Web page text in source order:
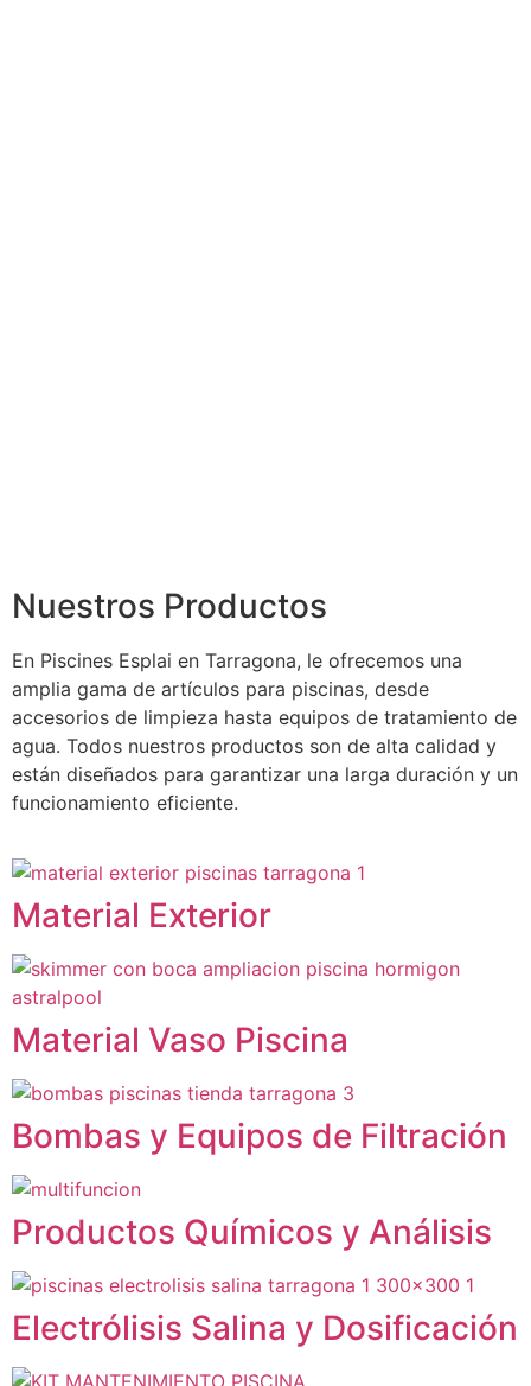
Nuestros Productos
En Piscines Esplai en Tarragona, le ofrecemos una
amplia gama de artículos para piscinas, desde
accesorios de limpieza hasta equipos de tratamiento de
agua. Todos nuestros productos son de alta calidad y
están diseñados para garantizar una larga duración y un
funcionamiento eficiente.
Material Exterior
Material Vaso Piscina
Bombas y Equipos de Filtración
Productos Químicos y Análisis
Electrólisis Salina y Dosificación